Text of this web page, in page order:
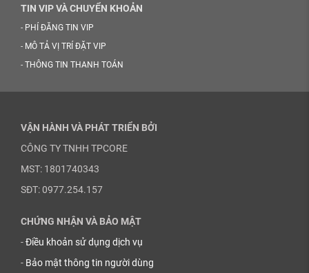
TIN VIP VÀ CHUYỂN KHOẢN
- PHÍ ĐĂNG TIN VIP
- MÔ TẢ VỊ TRÍ ĐẶT VIP
- THÔNG TIN THANH TOÁN
VẬN HÀNH VÀ PHÁT TRIỂN BỞI
CÔNG TY TNHH TPCORE
MST: 1801740343
SĐT: 0977.254.157
CHỨNG NHẬN VÀ BẢO MẬT
-Điều khoản sử dụng dịch vụ
- Bảo mật thông tin người dùng